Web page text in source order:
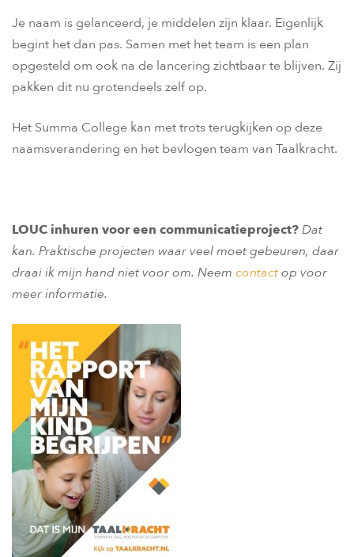
Je naam is gelanceerd, je middelen zijn klaar. Eigenlijk
begint het dan pas. Samen met het team is een plan
opgesteld om ook na de lancering zichtbaar te blijven. Zij
pakken dit nu grotendeels zelf op.
Het Summa College kan met trots terugkijken op deze
naamsverandering en het bevlogen team van Taalkracht.
LOUC inhuren voor een communicatieproject?Dat
kan. Praktische projecten waar veel moet gebeuren, daar
draai ik mijn hand niet voor om. Neem contactop voor
meer informatie.